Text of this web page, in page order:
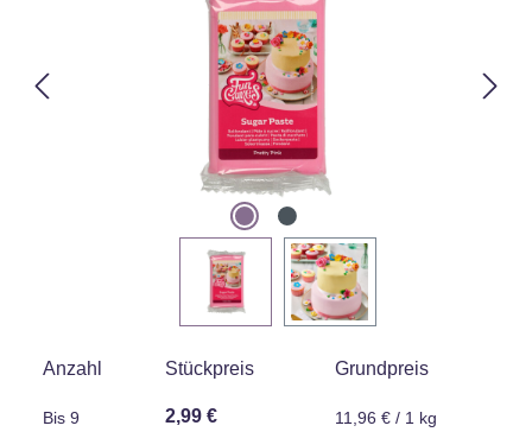
Anzahl Stückpreis Grundpreis
Bis 9 2,99 € 11,96 € / 1 kg